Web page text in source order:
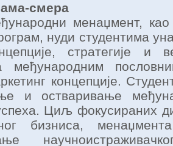
смера
менаџмент,
нуди студентима
стратегије и
међународним
концепције.
и остваривање
Циљ фокусираних
бизниса,